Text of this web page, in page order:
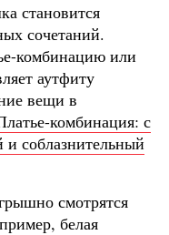
становится
сочетаний.
комбинацию или
аутфиту
вещи в
комбинация: с
соблазнительный
смотрятся
белая